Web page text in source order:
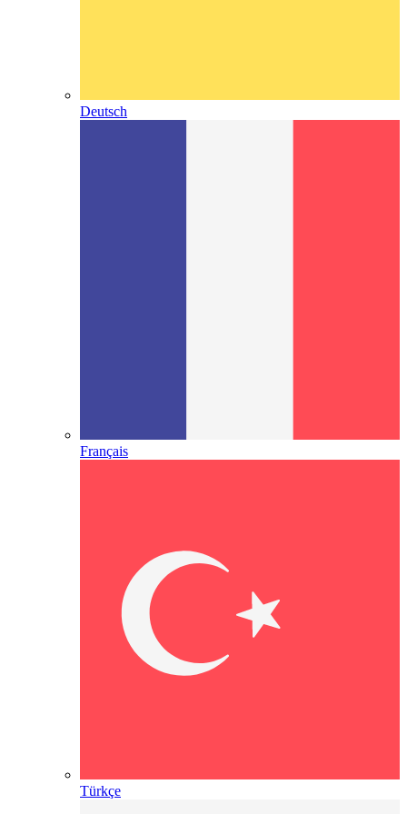
Deutsch
Français
Türkçe